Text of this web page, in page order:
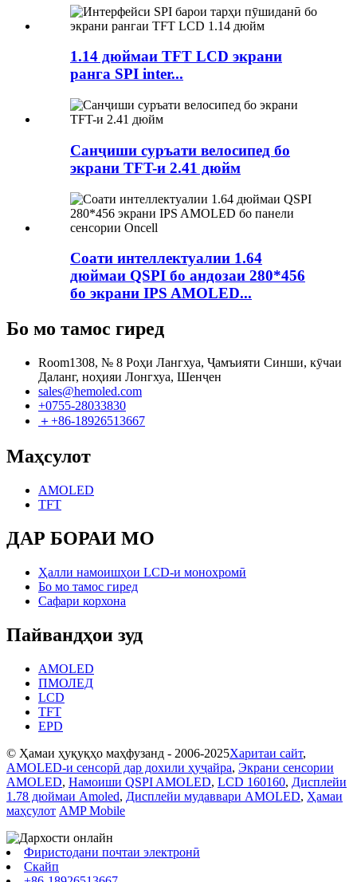
1.14 дюймаи TFT LCD экрани
ранга SPI inter...
Санҷиши суръати велосипед бо
экрани TFT-и 2.41 дюйм
Соати интеллектуалии 1.64
дюймаи QSPI бо андозаи 280*456
бо экрани IPS AMOLED...
Бо мо тамос гиред
Room1308, № 8 Роҳи Лангхуа, Ҷамъияти Синши, кӯчаи
Даланг, ноҳияи Лонгхуа, Шенҷен
sales@hemoled.com
+0755-28033830
＋+86-18926513667
Маҳсулот
AMOLED
TFT
ДАР БОРАИ МО
Ҳалли намоишҳои LCD-и монохромӣ
Бо мо тамос гиред
Сафари корхона
Пайвандҳои зуд
AMOLED
ПМОЛЕД
LCD
TFT
EPD
© Ҳамаи ҳуқуқҳо маҳфузанд - 2006-2025Харитаи сайт,
AMOLED-и сенсорӣ дар дохили ҳуҷайра, Экрани сенсории
AMOLED, Намоиши QSPI AMOLED, LCD 160160, Дисплейи
1.78 дюймаи Amoled, Дисплейи мудаввари AMOLED, Ҳамаи
маҳсулот AMP Mobile
Фиристодани почтаи электронӣ
Скайп